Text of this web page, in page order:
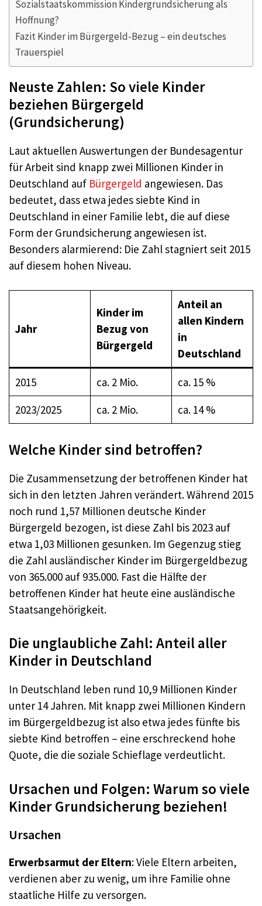
Sozialstaatskommission Kindergrundsicherung als
Hoffnung?
Fazit Kinder im Bürgergeld-Bezug – ein deutsches
Trauerspiel
Neuste Zahlen: So viele Kinder
beziehen Bürgergeld
(Grundsicherung)
Laut aktuellen Auswertungen der Bundesagentur
für Arbeit sind knapp zwei Millionen Kinder in
Deutschland auf Bürgergeld angewiesen. Das
bedeutet, dass etwa jedes siebte Kind in
Deutschland in einer Familie lebt, die auf diese
Form der Grundsicherung angewiesen ist.
Besonders alarmierend: Die Zahl stagniert seit 2015
auf diesem hohen Niveau.
Jahr
Kinder im
Bezug von
Bürgergeld
Anteil an
allen Kindern
in
Deutschland
2015 ca. 2 Mio.
ca. 15 %
2023/2025
ca. 2 Mio. ca. 14 %
Welche Kinder sind betroffen?
Die Zusammensetzung der betroffenen Kinder hat
sich in den letzten Jahren verändert. Während 2015
noch rund 1,57 Millionen deutsche Kinder
Bürgergeld bezogen, ist diese Zahl bis 2023 auf
etwa 1,03 Millionen gesunken. Im Gegenzug stieg
die Zahl ausländischer Kinder im Bürgergeldbezug
von 365.000 auf 935.000. Fast die Hälfte der
betroffenen Kinder hat heute eine ausländische
Staatsangehörigkeit.
Die unglaubliche Zahl: Anteil aller
Kinder in Deutschland
In Deutschland leben rund 10,9 Millionen Kinder
unter 14 Jahren. Mit knapp zwei Millionen Kindern
im Bürgergeldbezug ist also etwa jedes fünfte bis
siebte Kind betroffen – eine erschreckend hohe
Quote, die die soziale Schieflage verdeutlicht.
Ursachen und Folgen: Warum so viele
Kinder Grundsicherung beziehen!
Ursachen
Erwerbsarmut der Eltern: Viele Eltern arbeiten,
verdienen aber zu wenig, um ihre Familie ohne
staatliche Hilfe zu versorgen.